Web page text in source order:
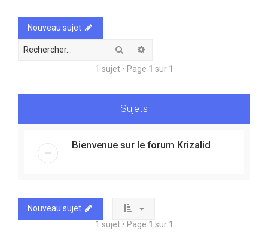
Nouveau sujet
Rechercher
1 sujet • Page 1 sur 1
Sujets
Bienvenue sur le forum Krizalid
Nouveau sujet
1 sujet • Page 1 sur 1